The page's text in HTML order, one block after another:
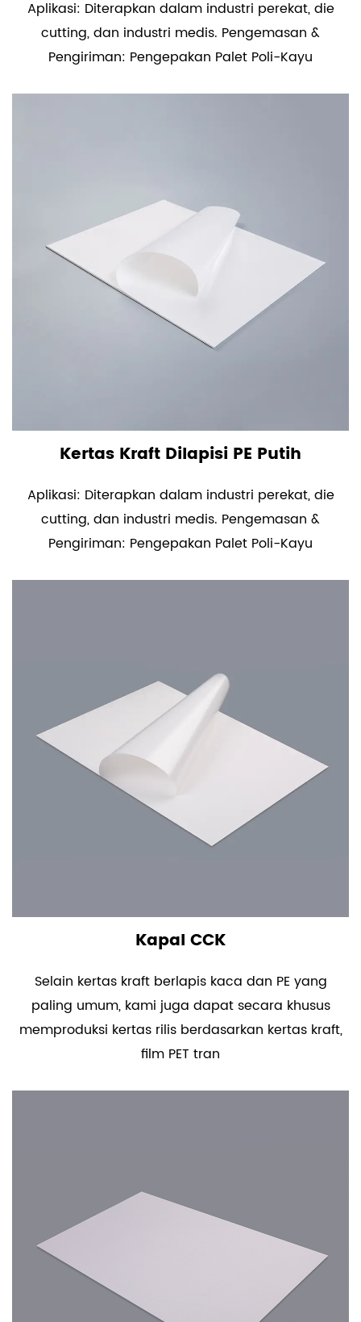
Aplikasi: Diterapkan dalam industri perekat, die
cutting, dan industri medis. Pengemasan &
Pengiriman: Pengepakan Palet Poli-Kayu
Kertas Kraft Dilapisi PE Putih
Aplikasi: Diterapkan dalam industri perekat, die
cutting, dan industri medis. Pengemasan &
Pengiriman: Pengepakan Palet Poli-Kayu
Kapal CCK
Selain kertas kraft berlapis kaca dan PE yang
paling umum, kami juga dapat secara khusus
memproduksi kertas rilis berdasarkan kertas kraft,
film PET tran